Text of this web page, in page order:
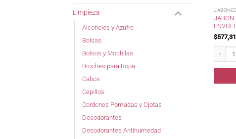
Limpieza
Alcoholes y Azufre
Bolsas
Bolsos y Mochilas
Broches para Ropa
Cabos
Cepillos
Cordones Pomadas y Ojotas
Desodorantes
Desodorantes Antihumedad
JABON
$577,31